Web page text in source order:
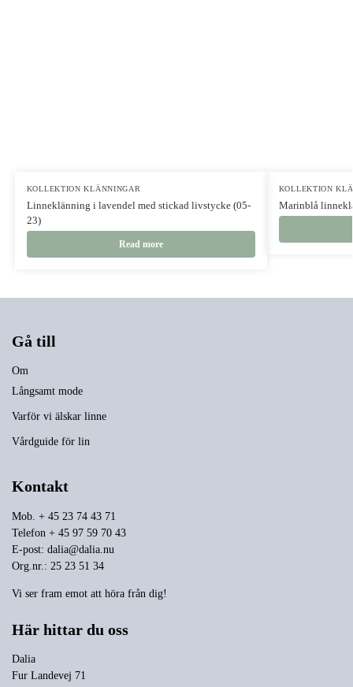
KOLLEKTION KLÄNNINGAR
Linneklänning i lavendel med stickad livstycke (05-
23)
Read more
KOLLEKTION
Marinblå
Gå till
Om
Långsamt mode
Varför vi älskar linne
Vårdguide för lin
Kontakt
Mob. + 45 23 74 43 71
Telefon + 45 97 59 70 43
E-post: dalia@dalia.nu
Org.nr.: 25 23 51 34
Vi ser fram emot att höra från dig!
Här hittar du oss
Dalia
Fur Landevej 71